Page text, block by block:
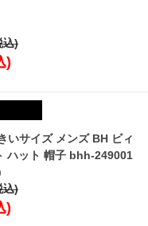
込)
)
いサイズ メンズ BH ビィ
ハット 帽子 bhh-249001
込)
)